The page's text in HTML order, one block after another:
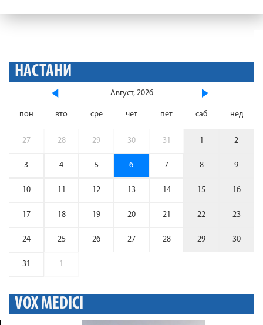
НАСТАНИ
Август, 2026
пон вто сре чет пет саб нед
27 28 29 30 31 1 2
3 4 5 6 7 8 9
10 11 12 13 14 15 16
17 18 19 20 21 22 23
24 25 26 27 28 29 30
31 1
VOX MEDICI